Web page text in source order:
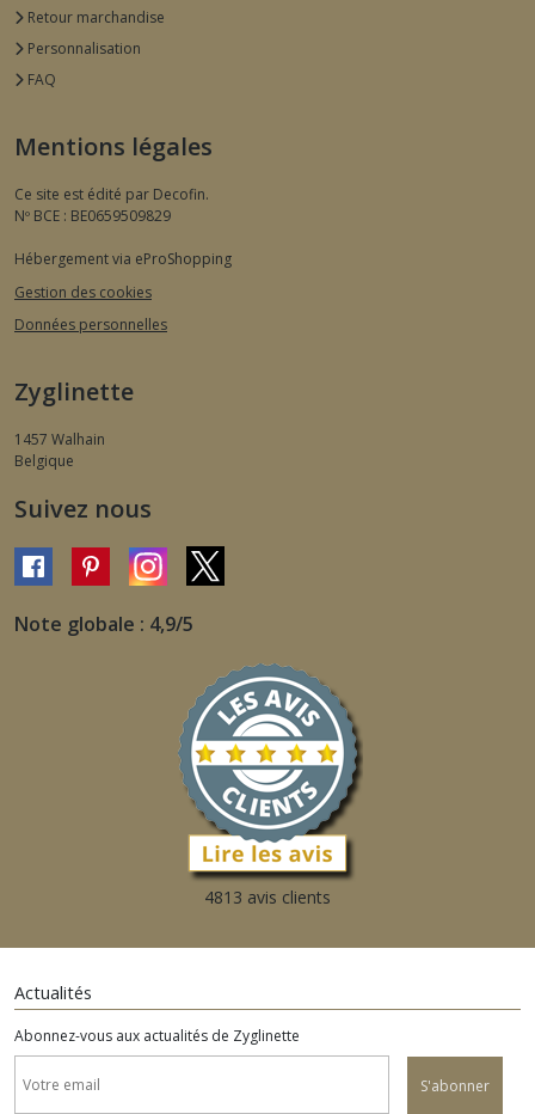
Retour marchandise
Personnalisation
FAQ
Mentions légales
Ce site est édité par Decofin.
Nº BCE : BE0659509829
Hébergement via eProShopping
Gestion des cookies
Données personnelles
Zyglinette
1457 Walhain
Belgique
Suivez nous
Note globale : 4,9/5
4813 avis clients
Actualités
Abonnez-vous aux actualités de Zyglinette
S'abonner